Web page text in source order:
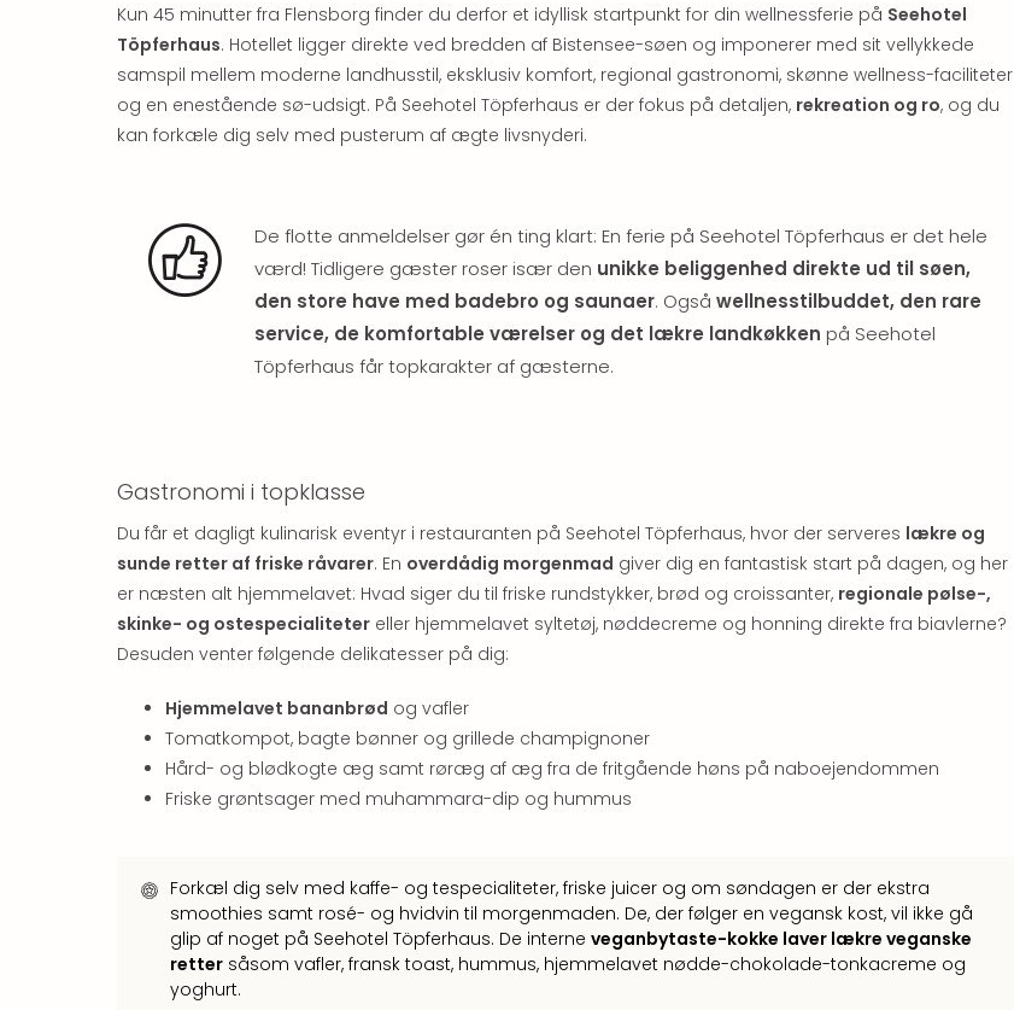
Kun 45 minutter fra Flensborg finder du derfor et idyllisk startpunkt for din wellnessferie på Seehotel
Töpferhaus. Hotellet ligger direkte ved bredden af Bistensee-søen og imponerer med sit vellykkede
samspil mellem moderne landhusstil, eksklusiv komfort, regional gastronomi, skønne wellness-faciliteter
og en enestående sø-udsigt. På Seehotel Töpferhaus er der fokus på detaljen, rekreation og ro, og du
kan forkæle dig selv med pusterum af ægte livsnyderi.
De flotte anmeldelser gør én ting klart: En ferie på Seehotel Töpferhaus er det hele
værd! Tidligere gæster roser især den unikke beliggenhed direkte ud til søen,
den store have med badebro og saunaer. Også wellnesstilbuddet, den rare
service, de komfortable værelser og det lækre landkøkken på Seehotel
Töpferhaus får topkarakter af gæsterne.
Gastronomi i topklasse
Du får et dagligt kulinarisk eventyr i restauranten på Seehotel Töpferhaus, hvor der serveres lækre og
sunde retter af friske råvarer. En overdådig morgenmad giver dig en fantastisk start på dagen, og her
er næsten alt hjemmelavet: Hvad siger du til friske rundstykker, brød og croissanter, regionale pølse-,
skinke- og ostespecialiteter eller hjemmelavet syltetøj, nøddecreme og honning direkte fra biavlerne?
Desuden venter følgende delikatesser på dig:
Hjemmelavet bananbrød og vafler
Tomatkompot, bagte bønner og grillede champignoner
Hård- og blødkogte æg samt røræg af æg fra de fritgående høns på naboejendommen
Friske grøntsager med muhammara-dip og hummus
Forkæl dig selv med kaffe- og tespecialiteter, friske juicer og om søndagen er der ekstra
smoothies samt rosé- og hvidvin til morgenmaden. De, der følger en vegansk kost, vil ikke gå
glip af noget på Seehotel Töpferhaus. De interne veganbytaste-kokke laver lækre veganske
retter såsom vafler, fransk toast, hummus, hjemmelavet nødde-chokolade-tonkacreme og
yoghurt.